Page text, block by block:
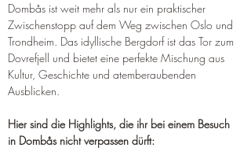
Dombås ist weit mehr als nur ein praktischer
Zwischenstopp auf dem Weg zwischen Oslo und
Trondheim. Das idyllische Bergdorf ist das Tor zum
Dovrefjell und bietet eine perfekte Mischung aus
Kultur, Geschichte und atemberaubenden
Ausblicken.
Hier sind die Highlights, die ihr bei einem Besuch
in Dombås nicht verpassen dürft: